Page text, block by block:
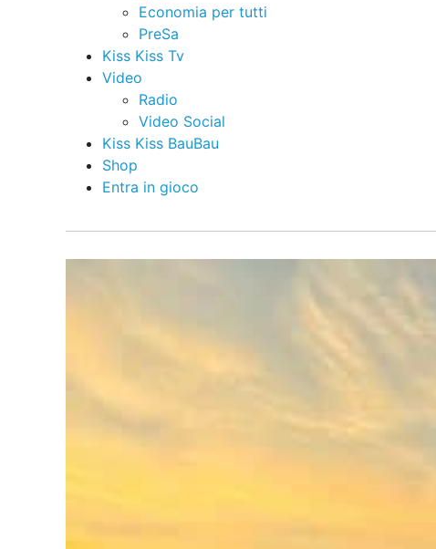
Economia per tutti
PreSa
Kiss Kiss Tv
Video
Radio
Video Social
Kiss Kiss BauBau
Shop
Entra in gioco